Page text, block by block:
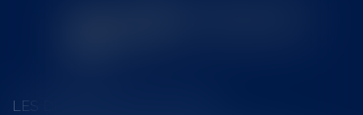
LES DERNIÈRES ACTUALITÉS